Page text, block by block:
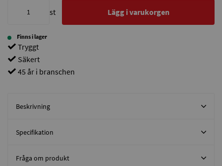
st Lägg i varukorgen
Finns i lager
Tryggt
Säkert
45 år i branschen
Beskrivning
Specifikation
Fråga om produkt